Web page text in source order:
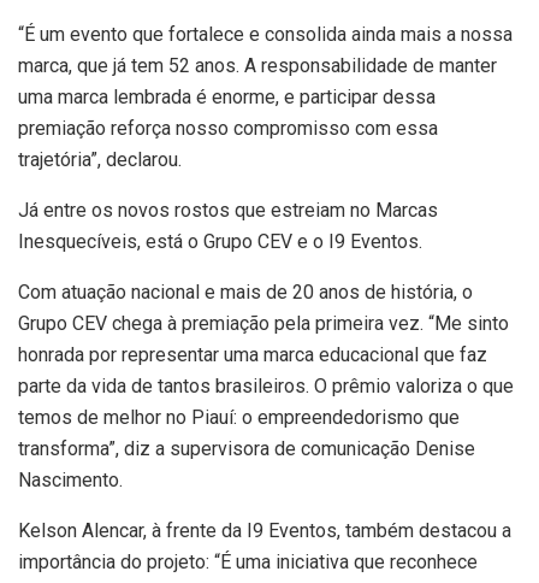
“É um evento que fortalece e consolida ainda mais a nossa
marca, que já tem 52 anos. A responsabilidade de manter
uma marca lembrada é enorme, e participar dessa
premiação reforça nosso compromisso com essa
trajetória”, declarou.
Já entre os novos rostos que estreiam no Marcas
Inesquecíveis, está o Grupo CEV e o I9 Eventos.
Com atuação nacional e mais de 20 anos de história, o
Grupo CEV chega à premiação pela primeira vez. “Me sinto
honrada por representar uma marca educacional que faz
parte da vida de tantos brasileiros. O prêmio valoriza o que
temos de melhor no Piauí: o empreendedorismo que
transforma”, diz a supervisora de comunicação Denise
Nascimento.
Kelson Alencar, à frente da I9 Eventos, também destacou a
importância do projeto: “É uma iniciativa que reconhece